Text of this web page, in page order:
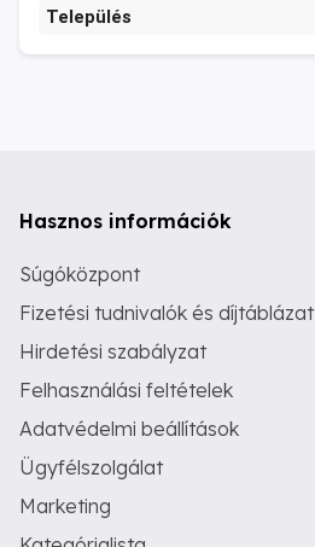
Település
Hasznos információk
Súgóközpont
Fizetési tudnivalók és díjtáblázat
Hirdetési szabályzat
Felhasználási feltételek
Adatvédelmi beállítások
Ügyfélszolgálat
Marketing